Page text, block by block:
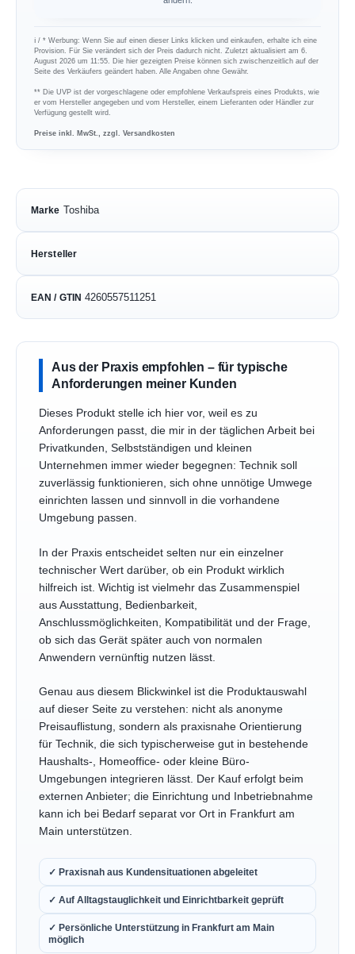
ℹ︎ / * Werbung: Wenn Sie auf einen dieser Links klicken und einkaufen, erhalte ich eine
Provision. Für Sie verändert sich der Preis dadurch nicht. Zuletzt aktualisiert am 6.
August 2026 um 11:55. Die hier gezeigten Preise können sich zwischenzeitlich auf der
Seite des Verkäufers geändert haben. Alle Angaben ohne Gewähr.
** Die UVP ist der vorgeschlagene oder empfohlene Verkaufspreis eines Produkts, wie
er vom Hersteller angegeben und vom Hersteller, einem Lieferanten oder Händler zur
Verfügung gestellt wird.
Preise inkl. MwSt., zzgl. Versandkosten
Marke Toshiba
Hersteller
EAN / GTIN 4260557511251
Aus der Praxis empfohlen – für typische
Anforderungen meiner Kunden
Dieses Produkt stelle ich hier vor, weil es zu
Anforderungen passt, die mir in der täglichen Arbeit bei
Privatkunden, Selbstständigen und kleinen
Unternehmen immer wieder begegnen: Technik soll
zuverlässig funktionieren, sich ohne unnötige Umwege
einrichten lassen und sinnvoll in die vorhandene
Umgebung passen.
In der Praxis entscheidet selten nur ein einzelner
technischer Wert darüber, ob ein Produkt wirklich
hilfreich ist. Wichtig ist vielmehr das Zusammenspiel
aus Ausstattung, Bedienbarkeit,
Anschlussmöglichkeiten, Kompatibilität und der Frage,
ob sich das Gerät später auch von normalen
Anwendern vernünftig nutzen lässt.
Genau aus diesem Blickwinkel ist die Produktauswahl
auf dieser Seite zu verstehen: nicht als anonyme
Preisauflistung, sondern als praxisnahe Orientierung
für Technik, die sich typischerweise gut in bestehende
Haushalts-, Homeoffice- oder kleine Büro-
Umgebungen integrieren lässt. Der Kauf erfolgt beim
externen Anbieter; die Einrichtung und Inbetriebnahme
kann ich bei Bedarf separat vor Ort in Frankfurt am
Main unterstützen.
✓ Praxisnah aus Kundensituationen abgeleitet
✓ Auf Alltagstauglichkeit und Einrichtbarkeit geprüft
✓ Persönliche Unterstützung in Frankfurt am Main
möglich